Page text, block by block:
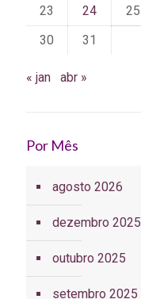
23
24 25
30
31
« jan abr »
Por Mês
agosto 2026
dezembro 2025
outubro 2025
setembro 2025